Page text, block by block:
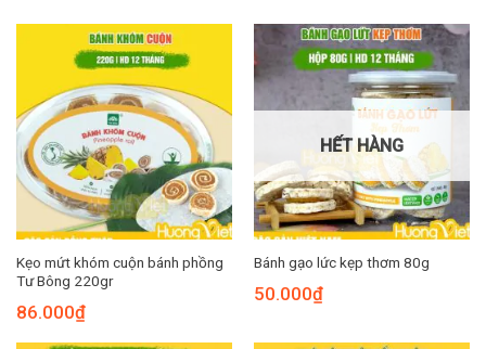
Kẹo mứt khóm cuộn bánh phồng
Tư Bông 220gr
86.000₫
HẾT HÀNG
Bánh gạo lức kẹp thơm 80g
50.000₫